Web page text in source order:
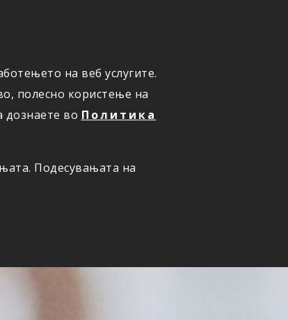
на веб услугите.
полесно користење на
во Политика
Подесувањата на
ОНЛАЈН ПРИЈАВИ ШТЕТА